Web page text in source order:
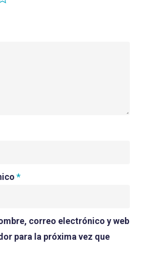
*
correo electrónico y web
para la próxima vez que